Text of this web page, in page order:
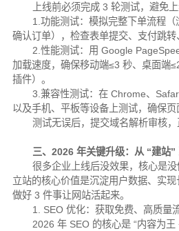
上线前必须完成 3 轮测试，避免上
1.功能测试：模拟完整下单流程
确认订单），检查表单提交、支付跳转
2.性能测试：用 Google
加载速度，确保移动端≤3 秒、桌面端
插件）。
3.兼容性测试：在 Chrome、
以及手机、平板等设备上测试，确保页
测试无误后，提交域名解析审核，
三、2026 年关键升级：从 “建站”
很多企业上线后没效果，核心是
立站的核心价值是沉淀用户数据、实现
做好 3 件事让网站活起来。
1. SEO 优化：获取免费、高质量
2026 年 SEO 的核心是 “内容为